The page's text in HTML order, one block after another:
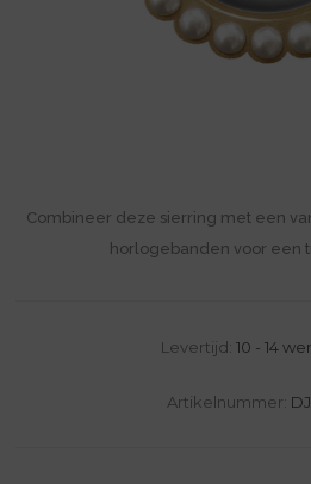
Combineer deze sierring met een
horlogebanden voor een
Levertijd: 10 - 14
Artikelnummer: